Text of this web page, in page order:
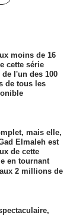
moins de 16
cette série
de l'un des 100
de tous les
mais elle,
Elmaleh est
de cette
en tournant
2 millions de